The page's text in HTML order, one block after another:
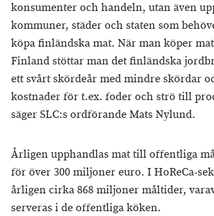
konsumenter och handeln, utan även
kommuner, städer och staten som
köpa finländska mat. När man köper
Finland stöttar man det finländska
ett svårt skördeår med mindre skördar
kostnader för t.ex. foder och strö till
säger SLC:s ordförande Mats Nylund.
Årligen upphandlas mat till offentliga
för över 300 miljoner euro. I HoReCa-
årligen cirka 868 miljoner måltider,
serveras i de offentliga köken.